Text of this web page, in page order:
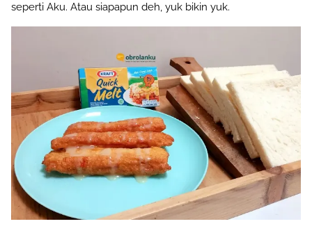
seperti Aku. Atau siapapun deh, yuk bikin yuk.